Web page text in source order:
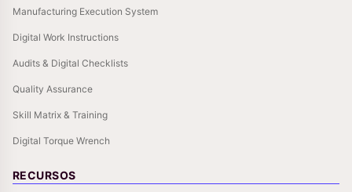
Manufacturing Execution System
Digital Work Instructions
Audits & Digital Checklists
Quality Assurance
Skill Matrix & Training
Digital Torque Wrench
RECURSOS